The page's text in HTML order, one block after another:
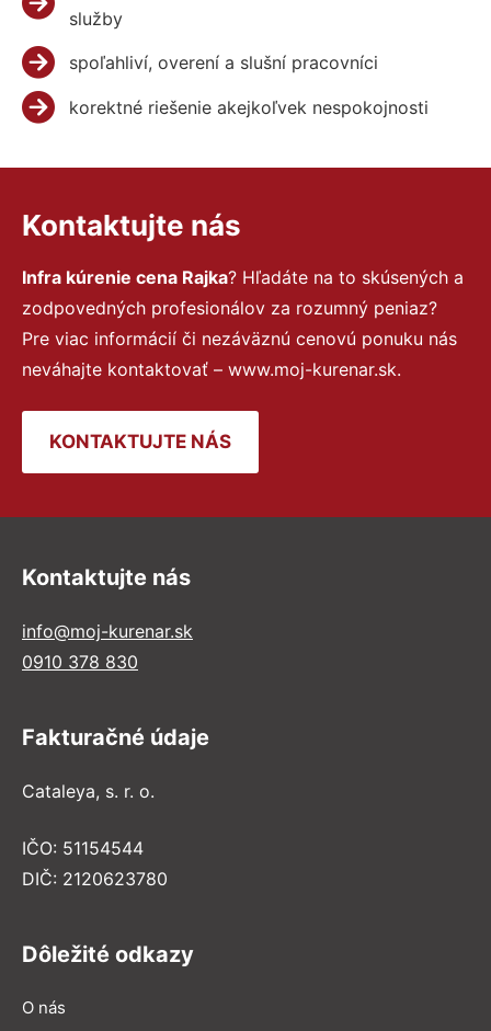
služby
spoľahliví, overení a slušní pracovníci
korektné riešenie akejkoľvek nespokojnosti
Kontaktujte nás
Infra kúrenie cena Rajka? Hľadáte na to skúsených a
zodpovedných profesionálov za rozumný peniaz?
Pre viac informácií či nezáväznú cenovú ponuku nás
neváhajte kontaktovať – www.moj-kurenar.sk.
KONTAKTUJTE NÁS
Kontaktujte nás
info@moj-kurenar.sk
0910 378 830
Fakturačné údaje
Cataleya, s. r. o.
IČO: 51154544
DIČ: 2120623780
Dôležité odkazy
O nás